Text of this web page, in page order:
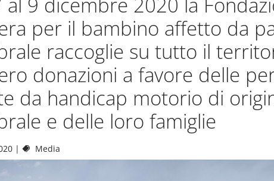
per il bambino affetto da
raccoglie su tutto il
donazioni a favore delle
da handicap motorio di
e delle loro famiglie
| Media